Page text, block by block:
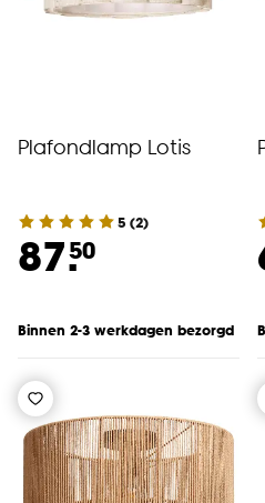
Plafondlamp Lotis
5 (2)
87.50
Binnen 2-3 werkdagen bezorgd